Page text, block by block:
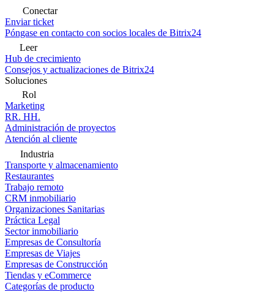
Conectar
Enviar ticket
Póngase en contacto con socios locales de Bitrix24
Leer
Hub de crecimiento
Consejos y actualizaciones de Bitrix24
Soluciones
Rol
Marketing
RR. HH.
Administración de proyectos
Atención al cliente
Industria
Transporte y almacenamiento
Restaurantes
Trabajo remoto
CRM inmobiliario
Organizaciones Sanitarias
Práctica Legal
Sector inmobiliario
Empresas de Consultoría
Empresas de Viajes
Empresas de Construcción
Tiendas y eCommerce
Categorías de producto